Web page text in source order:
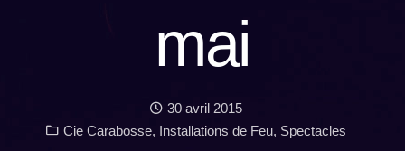
mai
Date :
30 avril 2015
Catégories :
Cie Carabosse, Installations de Feu, Spectacles